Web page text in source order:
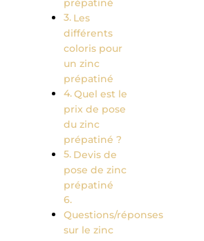
prépatiné
Les
différents
coloris pour
un zinc
prépatiné
Quel est le
prix de pose
du zinc
prépatiné ?
Devis de
pose de zinc
prépatiné
Questions/réponses
sur le zinc